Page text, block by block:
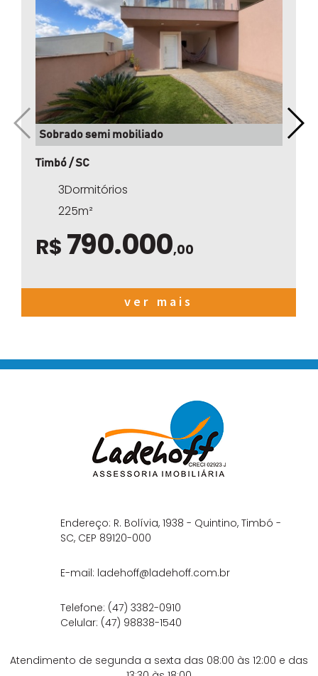
Sobrado semi mobiliado
Timbó / SC
3Dormitórios
225m²
R$ 790.000,00
ver mais
Endereço: R. Bolívia, 1938 - Quintino, Timbó -
SC, CEP 89120-000
E-mail: ladehoff@ladehoff.com.br
Telefone: (47) 3382-0910
Celular: (47) 98838-1540
Atendimento de segunda a sexta das 08:00 às 12:00 e das